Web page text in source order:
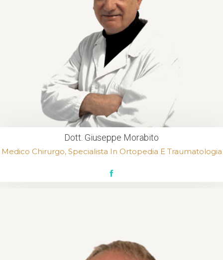
Dott. Giuseppe Morabito
Medico Chirurgo, Specialista In Ortopedia E Traumatologia